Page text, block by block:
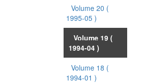
Volume 20 (
1995-05 )
Volume 19 (
1994-04 )
Volume 18 (
1994-01 )